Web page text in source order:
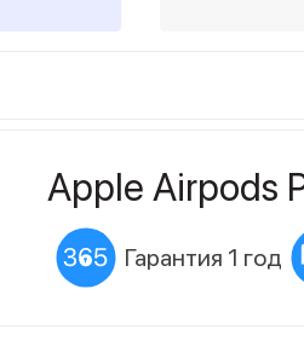
Apple Airpods
Гарантия 1 год